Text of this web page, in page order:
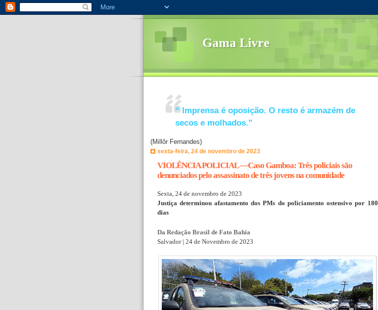
Gama Livre
“ Imprensa é oposição. O resto é armazém de
secos e molhados."
(Millôr Fernandes)
sexta-feira, 24 de novembro de 2023
VIOLÊNCIA POLICIAL —Caso Gamboa: Três policiais são
denunciados pelo assassinato de três jovens na comunidade
Sexta, 24 de novembro de 2023
Justiça determinou afastamento dos PMs do policiamento ostensivo por 180
dias
Da Redação Brasil de Fato Bahia
Salvador | 24 de Novembro de 2023